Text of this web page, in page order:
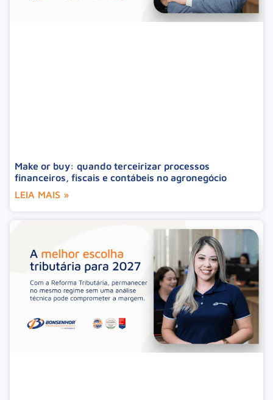
Make or buy: quando terceirizar processos
financeiros, fiscais e contábeis no agronegócio
LEIA MAIS »